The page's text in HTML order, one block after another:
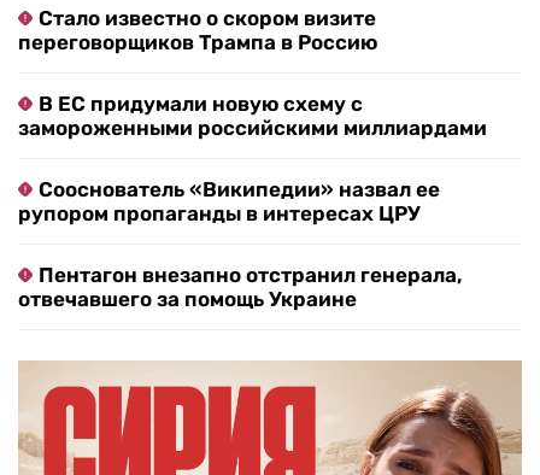
Стало известно о скором визите
переговорщиков Трампа в Россию
В ЕС придумали новую схему с
замороженными российскими миллиардами
Сооснователь «Википедии» назвал ее
рупором пропаганды в интересах ЦРУ
Пентагон внезапно отстранил генерала,
отвечавшего за помощь Украине